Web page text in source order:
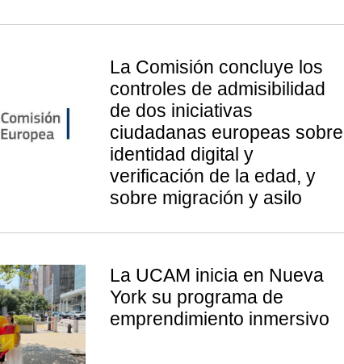
La Comisión concluye los
controles de admisibilidad
de dos iniciativas
ciudadanas europeas sobre
identidad digital y
verificación de la edad, y
sobre migración y asilo
La UCAM inicia en Nueva
York su programa de
emprendimiento inmersivo